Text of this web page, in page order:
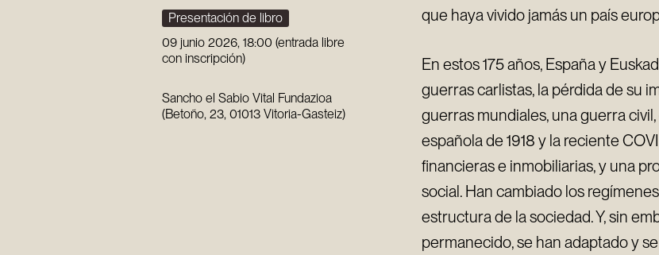
Presentación de libro
09 junio 2026, 18:00 (entrada libre
con inscripción)
Sancho el Sabio Vital Fundazioa
(Betoño, 23, 01013 Vitoria-Gasteiz)
que haya vivido jamás un país
En estos 175 años, España y
guerras carlistas, la pérdida de su
guerras mundiales, una guerra
española de 1918 y la reciente
financieras e inmobiliarias, y una
social. Han cambiado los
estructura de la sociedad. Y, sin
permanecido, se han adaptado y